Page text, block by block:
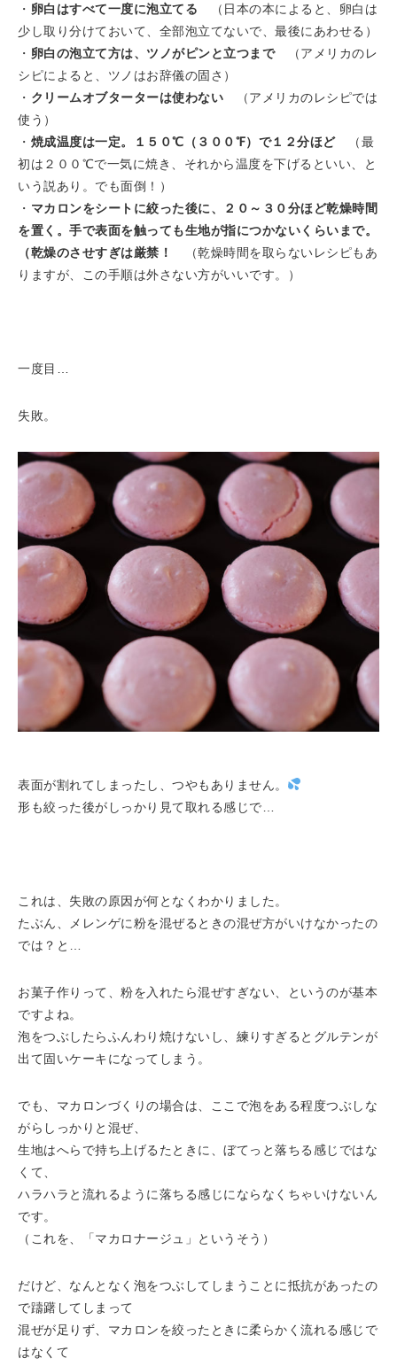
・ 卵白はすべて一度に泡立てる （日本の本によると、卵白は
少し取り分けておいて、全部泡立てないで、最後にあわせる）
・ 卵白の泡立て方は、ツノがピンと立つまで
（アメリカのレ
シピによると、ツノはお辞儀の固さ）
・ クリームオブターターは使わない
（アメリカのレシピでは
使う）
・ 焼成温度は一定。１５０℃（３００℉）で１２分ほど
（最
初は２００℃で一気に焼き、それから温度を下げるといい、と
いう説あり。でも面倒！）
・ マカロンをシートに絞った後に、２０～３０分ほど乾燥時間
を置く。手で表面を触っても生地が指につかないくらいまで。
（乾燥のさせすぎは厳禁！
（乾燥時間を取らないレシピもあ
りますが、この手順は外さない方がいいです。）
一度目…
失敗。
表面が割れてしまったし、つやもありません。
形も絞った後がしっかり見て取れる感じで…
これは、失敗の原因が何となくわかりました。
たぶん、メレンゲに粉を混ぜるときの混ぜ方がいけなかったの
では？と…
お菓子作りって、粉を入れたら混ぜすぎない、というのが基本
ですよね。
泡をつぶしたらふんわり焼けないし、練りすぎるとグルテンが
出て固いケーキになってしまう。
でも、マカロンづくりの場合は、ここで泡をある程度つぶしな
がらしっかりと混ぜ、
生地はへらで持ち上げるたときに、ぼてっと落ちる感じではな
くて、
ハラハラと流れるように落ちる感じにならなくちゃいけないん
です。
（これを、「マカロナージュ」というそう）
だけど、なんとなく泡をつぶしてしまうことに抵抗があったの
で躊躇してしまって
混ぜが足りず、マカロンを絞ったときに柔らかく流れる感じで
はなくて